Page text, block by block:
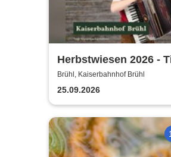
Herbstwiesen 2026 -
Partymander live |
Kaiserbahnhof Brühl
Brühl, Kaiserbahnhof Brühl
25.09.2026